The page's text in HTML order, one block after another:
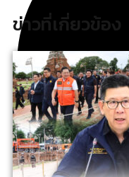
ข่าวที่เกี่ยวข้อง